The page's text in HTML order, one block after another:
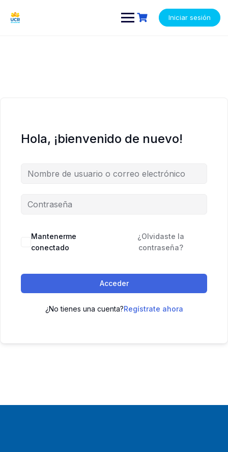
contenido
Iniciar sesión
Hola, ¡bienvenido de nuevo!
Mantenerme
conectado
¿Olvidaste la
contraseña?
Acceder
¿No tienes una cuenta?Regístrate ahora